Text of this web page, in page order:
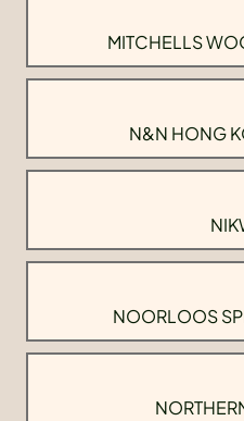
MITCHELLS
N&N HONG
NOORLOOS